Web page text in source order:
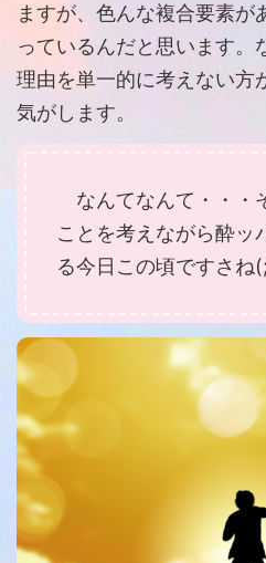
ますが、色んな複合要素が
っているんだと思います。
理由を単一的に考えない方
気がします。
なんてなんて・・・
ことを考えながら酔ッ
る今日この頃ですさね